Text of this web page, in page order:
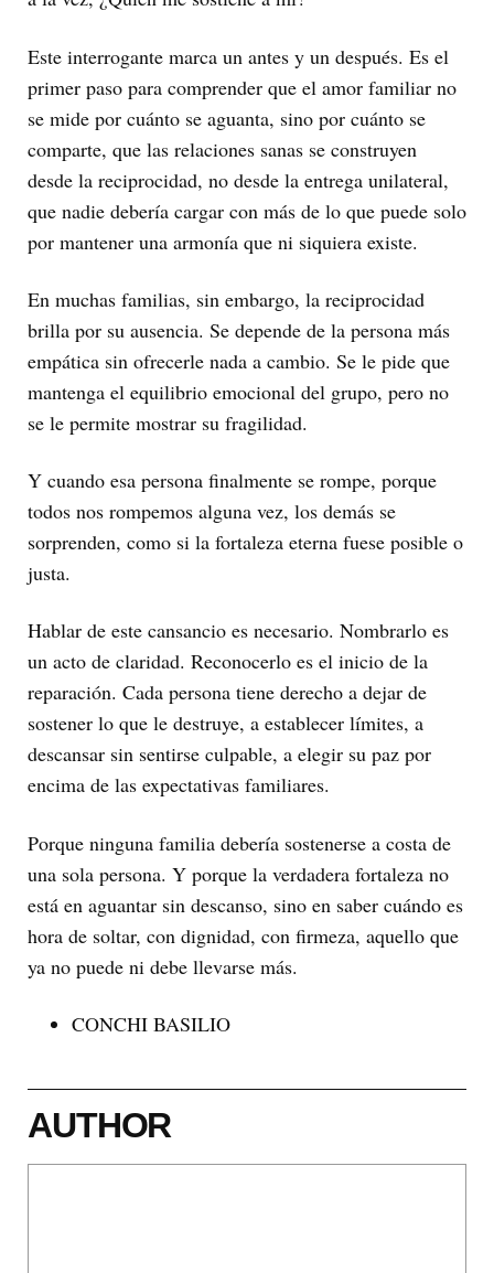
Este interrogante marca un antes y un después. Es el
primer paso para comprender que el amor familiar no
se mide por cuánto se aguanta, sino por cuánto se
comparte, que las relaciones sanas se construyen
desde la reciprocidad, no desde la entrega unilateral,
que nadie debería cargar con más de lo que puede solo
por mantener una armonía que ni siquiera existe.
En muchas familias, sin embargo, la reciprocidad
brilla por su ausencia. Se depende de la persona más
empática sin ofrecerle nada a cambio. Se le pide que
mantenga el equilibrio emocional del grupo, pero no
se le permite mostrar su fragilidad.
Y cuando esa persona finalmente se rompe, porque
todos nos rompemos alguna vez, los demás se
sorprenden, como si la fortaleza eterna fuese posible o
justa.
Hablar de este cansancio es necesario. Nombrarlo es
un acto de claridad. Reconocerlo es el inicio de la
reparación. Cada persona tiene derecho a dejar de
sostener lo que le destruye, a establecer límites, a
descansar sin sentirse culpable, a elegir su paz por
encima de las expectativas familiares.
Porque ninguna familia debería sostenerse a costa de
una sola persona. Y porque la verdadera fortaleza no
está en aguantar sin descanso, sino en saber cuándo es
hora de soltar, con dignidad, con firmeza, aquello que
ya no puede ni debe llevarse más.
CONCHI BASILIO
AUTHOR